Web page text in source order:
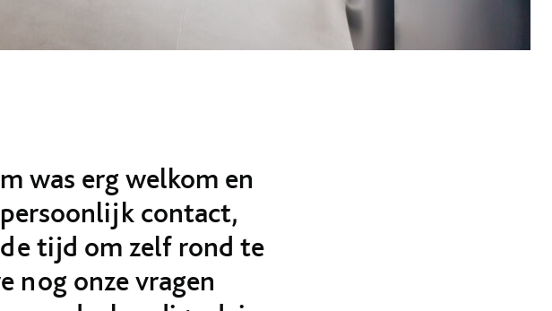
was erg welkom en
contact,
tijd om zelf rond te
nog onze vragen